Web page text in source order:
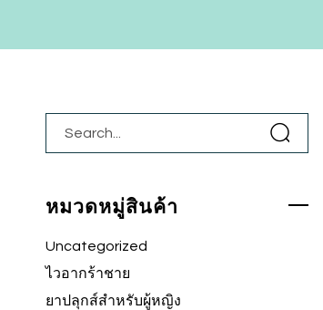
หมวดหมู่สินค้า
Uncategorized
ไวอากร้าชาย
ยาปลุกส์สำหรับผู้หญิง